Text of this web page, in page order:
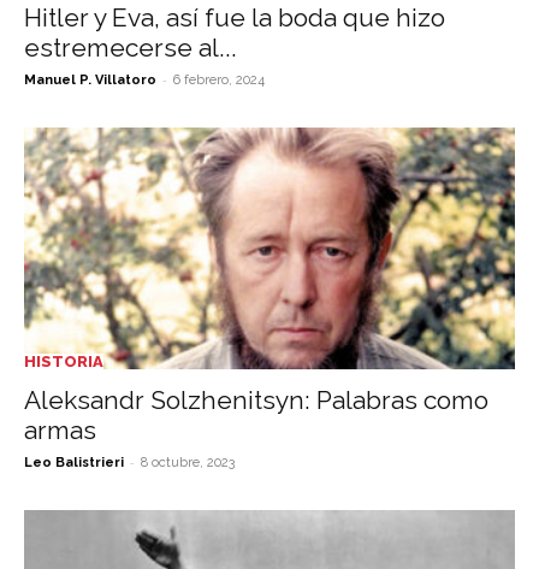
Hitler y Eva, así fue la boda que hizo
estremecerse al...
Manuel P. Villatoro - 6 febrero, 2024
HISTORIA
Aleksandr Solzhenitsyn: Palabras como
armas
Leo Balistrieri - 8 octubre, 2023